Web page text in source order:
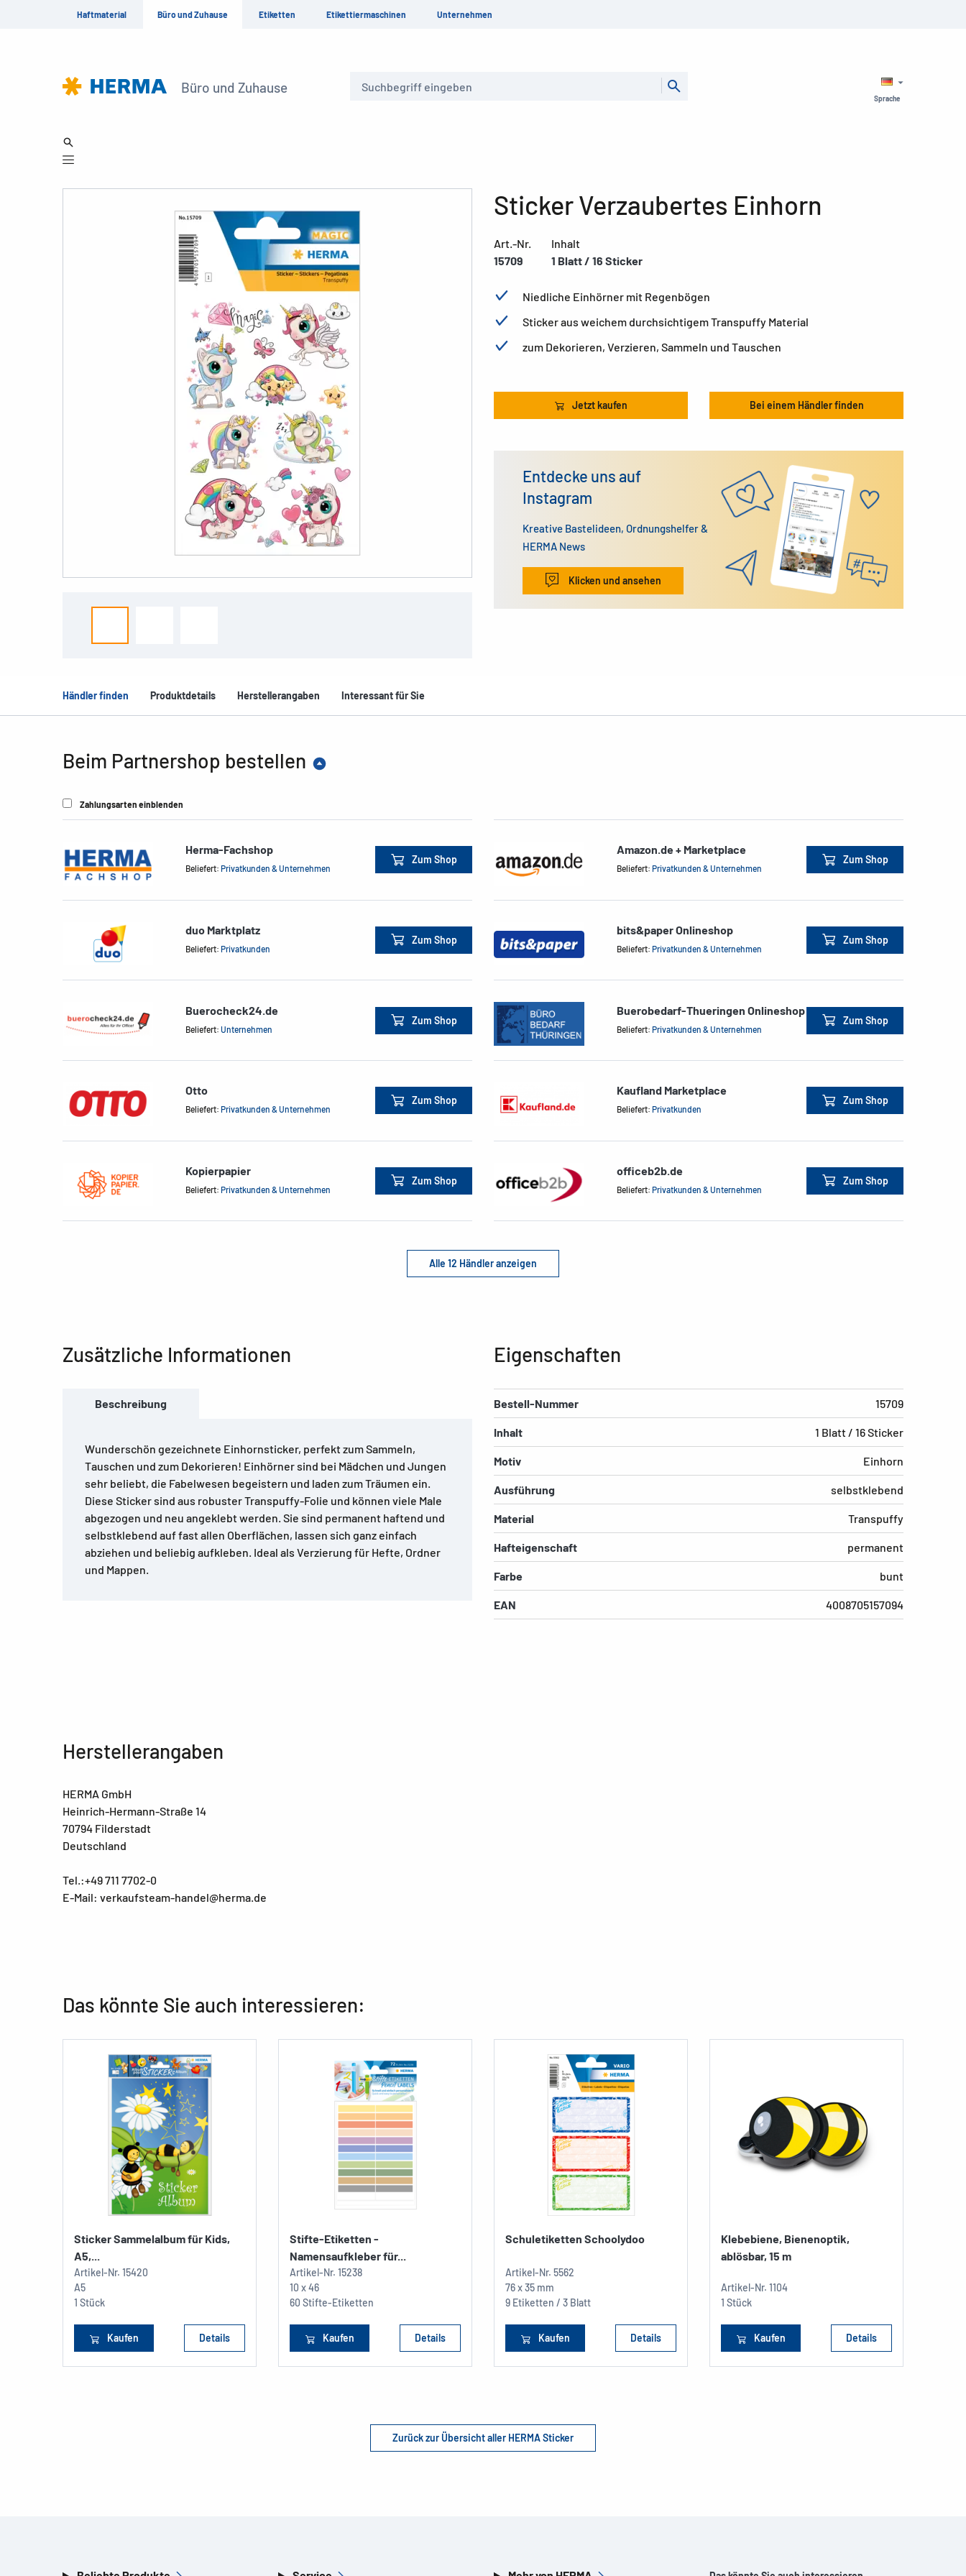
Haftmaterial Büro und Zuhause Etiketten Etikettiermaschinen Unternehmen
Büro und Zuhause
Sprache
Sticker Verzaubertes Einhorn
Art.-Nr.
15709
Inhalt
1 Blatt / 16 Sticker
Niedliche Einhörner mit Regenbögen
Sticker aus weichem durchsichtigem Transpuffy Material
zum Dekorieren, Verzieren, Sammeln und Tauschen
Jetzt kaufen Bei einem Händler finden
Entdecke uns auf
Instagram
Kreative Bastelideen, Ordnungshelfer &
HERMA News
Klicken und ansehen
Händler finden Produktdetails Herstellerangaben Interessant für Sie
Beim Partnershop bestellen
Zahlungsarten einblenden
Herma-Fachshop
Beliefert: Privatkunden & Unternehmen
Zum Shop
Amazon.de + Marketplace
Beliefert: Privatkunden & Unternehmen
Zum Shop
duo Marktplatz
Beliefert: Privatkunden
Zum Shop
bits&paper Onlineshop
Beliefert: Privatkunden & Unternehmen
Zum Shop
Buerocheck24.de
Beliefert: Unternehmen
Zum Shop
Buerobedarf-Thueringen Onlineshop
Beliefert: Privatkunden & Unternehmen
Zum Shop
Otto
Beliefert: Privatkunden & Unternehmen
Zum Shop
Kaufland Marketplace
Beliefert: Privatkunden
Zum Shop
Kopierpapier
Beliefert: Privatkunden & Unternehmen
Zum Shop
officeb2b.de
Beliefert: Privatkunden & Unternehmen
Zum Shop
Alle 12 Händler anzeigen
Zusätzliche Informationen
Beschreibung
Wunderschön gezeichnete Einhornsticker, perfekt zum Sammeln,
Tauschen und zum Dekorieren! Einhörner sind bei Mädchen und Jungen
sehr beliebt, die Fabelwesen begeistern und laden zum Träumen ein.
Diese Sticker sind aus robuster Transpuffy-Folie und können viele Male
abgezogen und neu angeklebt werden. Sie sind permanent haftend und
selbstklebend auf fast allen Oberflächen, lassen sich ganz einfach
abziehen und beliebig aufkleben. Ideal als Verzierung für Hefte, Ordner
und Mappen.
Eigenschaften
Bestell-Nummer 15709
Inhalt 1 Blatt / 16 Sticker
Motiv Einhorn
Ausführung selbstklebend
Material Transpuffy
Hafteigenschaft permanent
Farbe bunt
EAN 4008705157094
Herstellerangaben
HERMA GmbH
Heinrich-Hermann-Straße 14
70794 Filderstadt
Deutschland
Tel.:+49 711 7702-0
E-Mail: verkaufsteam-handel@herma.de
Das könnte Sie auch interessieren:
Sticker Sammelalbum für Kids,
A5,...
Artikel-Nr. 15420
A5
1 Stück
Kaufen Details
Stifte-Etiketten -
Namensaufkleber für...
Artikel-Nr. 15238
10 x 46
60 Stifte-Etiketten
Kaufen Details
Schuletiketten Schoolydoo
Artikel-Nr. 5562
76 x 35 mm
9 Etiketten / 3 Blatt
Kaufen Details
Klebebiene, Bienenoptik,
ablösbar, 15 m
Artikel-Nr. 1104
1 Stück
Kaufen Details
Zurück zur Übersicht aller HERMA Sticker